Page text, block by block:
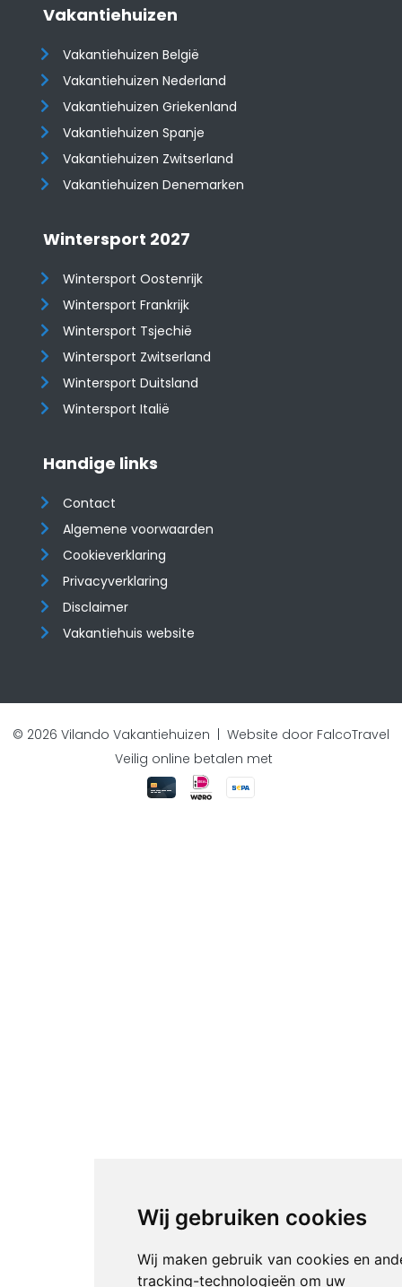
Wij gebruiken cookies
Wij maken gebruik van cookies en
tracking-technologieën om uw
Vakantiehuizen
Vakantiehuizen België
Vakantiehuizen Nederland
Vakantiehuizen Griekenland
Vakantiehuizen Spanje
​​​​​​​Vakantiehuizen Zwitserland
Vakantiehuizen Denemarken
Wintersport 2027
Wintersport Oostenrijk
Wintersport Frankrijk
Wintersport Tsjechië
Wintersport Zwitserland
Wintersport Duitsland
Wintersport Italië
Handige links
Contact
Algemene voorwaarden
Cookieverklaring
Privacyverklaring
Disclaimer
Vakantiehuis website
© 2026 Vilando Vakantiehuizen | Website door FalcoTravel
Veilig online betalen met